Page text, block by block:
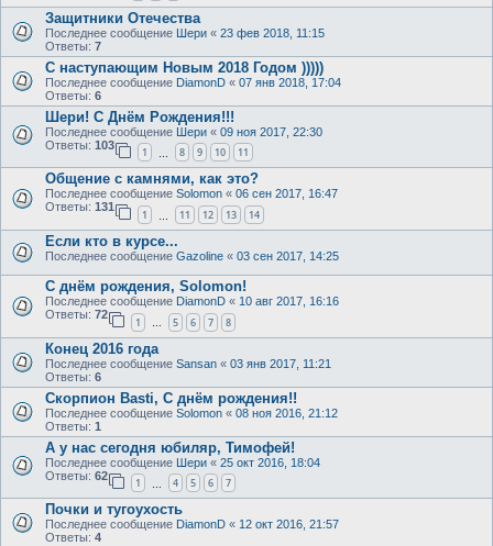
Защитники Отечества
Последнее сообщение Шери « 23 фев 2018, 11:15
Ответы: 7
С наступающим Новым 2018 Годом )))))
Последнее сообщение DiamonD « 07 янв 2018, 17:04
Ответы: 6
Шери! С Днём Рождения!!!
Последнее сообщение Шери « 09 ноя 2017, 22:30
Ответы: 103
1 8 9 10 11
Общение с камнями, как это?
Последнее сообщение Solomon « 06 сен 2017, 16:47
Ответы: 131
1 11 12 13 14
Если кто в курсе...
Последнее сообщение Gazoline « 03 сен 2017, 14:25
С днём рождения, Solomon!
Последнее сообщение DiamonD « 10 авг 2017, 16:16
Ответы: 72
1 … 5 6 7 8
Конец 2016 года
Последнее сообщение Sansan « 03 янв 2017, 11:21
Ответы: 6
Скорпион Basti, С днём рождения!!
Последнее сообщение Solomon « 08 ноя 2016, 21:12
Ответы: 1
А у нас сегодня юбиляр, Тимофей!
Последнее сообщение Шери « 25 окт 2016, 18:04
Ответы: 62
1 4 5 6 7
Почки и тугоухость
Последнее сообщение DiamonD « 12 окт 2016, 21:57
Ответы: 4